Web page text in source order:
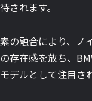
されます。
の融合により、ノ
存在感を放ち、
デルとして注目さ